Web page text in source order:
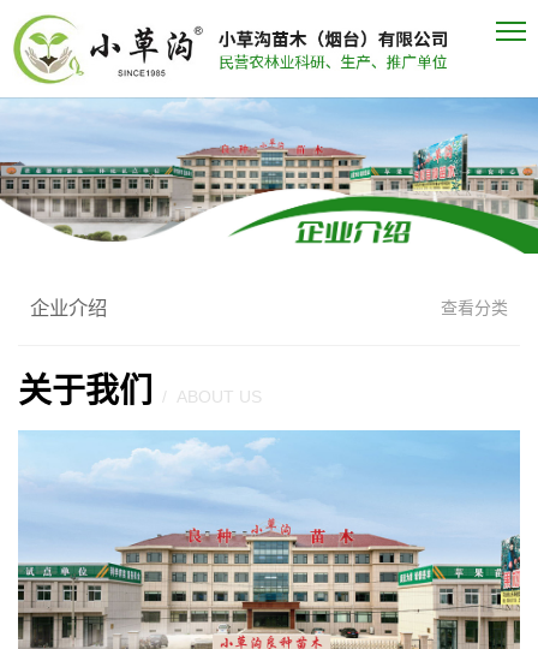
企业介绍 查看分类
关于我们 / ABOUT US